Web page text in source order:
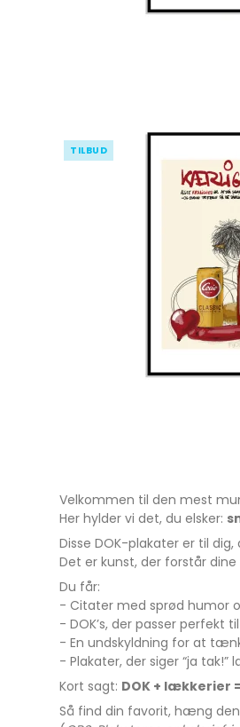
TILBUD
Velkommen til den mest
Her hylder vi det, du elsker:
Disse DOK-plakater er til dig,
Det er kunst, der forstår
Du får:
- Citater med sprød humor
- DOK’s, der passer perfekt
- En undskyldning for at
- Plakater, der siger “ja
Kort sagt: DOK + lækkerier
Så find din favorit, hæng